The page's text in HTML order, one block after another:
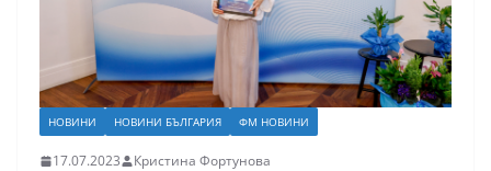
НОВИНИ НОВИНИ БЪЛГАРИЯ ФМ НОВИНИ
17.07.2023 Кристина Фортунова